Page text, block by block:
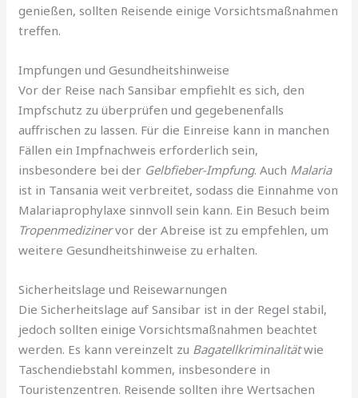
genießen, sollten Reisende einige Vorsichtsmaßnahmen
treffen.
Impfungen und Gesundheitshinweise
Vor der Reise nach Sansibar empfiehlt es sich, den
Impfschutz zu überprüfen und gegebenenfalls
auffrischen zu lassen. Für die Einreise kann in manchen
Fällen ein Impfnachweis erforderlich sein,
insbesondere bei der Gelbfieber-Impfung. Auch Malaria
ist in Tansania weit verbreitet, sodass die Einnahme von
Malariaprophylaxe sinnvoll sein kann. Ein Besuch beim
Tropenmedizinervor der Abreise ist zu empfehlen, um
weitere Gesundheitshinweise zu erhalten.
Sicherheitslage und Reisewarnungen
Die Sicherheitslage auf Sansibar ist in der Regel stabil,
jedoch sollten einige Vorsichtsmaßnahmen beachtet
werden. Es kann vereinzelt zu Bagatellkriminalitätwie
Taschendiebstahl kommen, insbesondere in
Touristenzentren. Reisende sollten ihre Wertsachen